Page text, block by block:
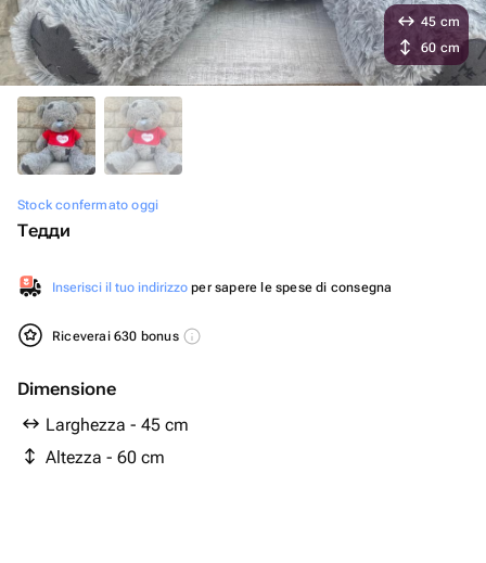
Stock confermato oggi
Тедди
Inserisci il tuo indirizzo per sapere le spese di consegna
Riceverai 630 bonus
Dimensione
Larghezza - 45 cm
Altezza - 60 cm
45 cm
60 cm